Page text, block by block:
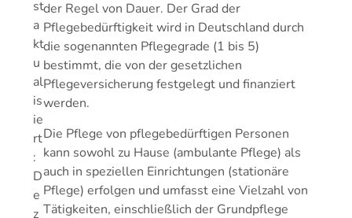
st
a
kt
u
al
is
ie
rt
:
D
e
z
der Regel von Dauer. Der Grad der
Pflegebedürftigkeit wird in Deutschland durch
die sogenannten Pflegegrade (1 bis 5)
bestimmt, die von der gesetzlichen
Pflegeversicherung festgelegt und finanziert
werden.
Die Pflege von pflegebedürftigen Personen
kann sowohl zu Hause (ambulante Pflege) als
auch in speziellen Einrichtungen (stationäre
Pflege) erfolgen und umfasst eine Vielzahl von
Tätigkeiten, einschließlich der Grundpflege